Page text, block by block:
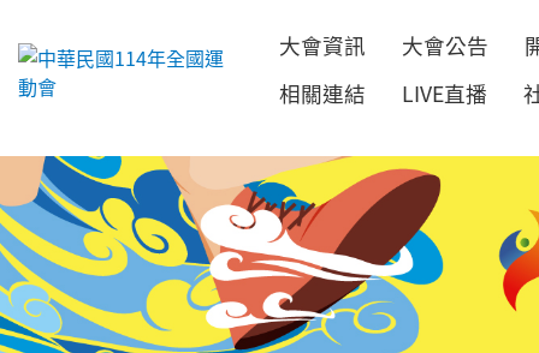
跳到主要內容
大會資訊 大會公告
相關連結
LIVE直播